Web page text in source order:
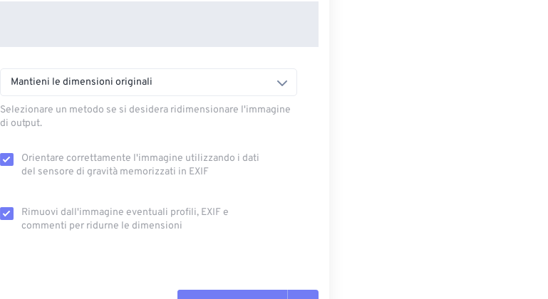
Mantieni le dimensioni originali
Selezionare un metodo se si desidera ridimensionare l'immagine
di output.
Orientare correttamente l'immagine utilizzando i dati
del sensore di gravità memorizzati in EXIF
Rimuovi dall'immagine eventuali profili, EXIF ​​e
commenti per ridurne le dimensioni